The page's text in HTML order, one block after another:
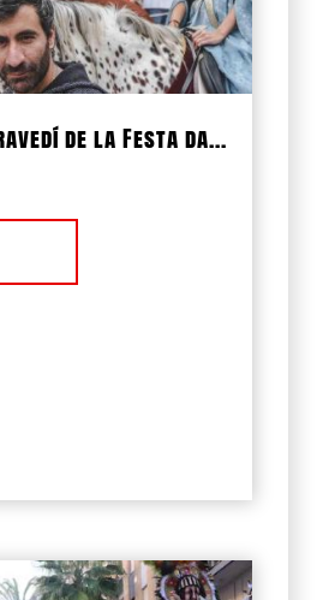
de la Festa da...